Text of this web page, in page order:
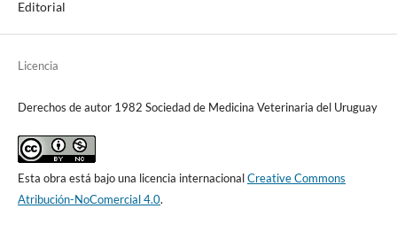
Editorial
Licencia
Derechos de autor 1982 Sociedad de Medicina Veterinaria del Uruguay
Esta obra está bajo una licencia internacionalCreative Commons
Atribución-NoComercial 4.0.